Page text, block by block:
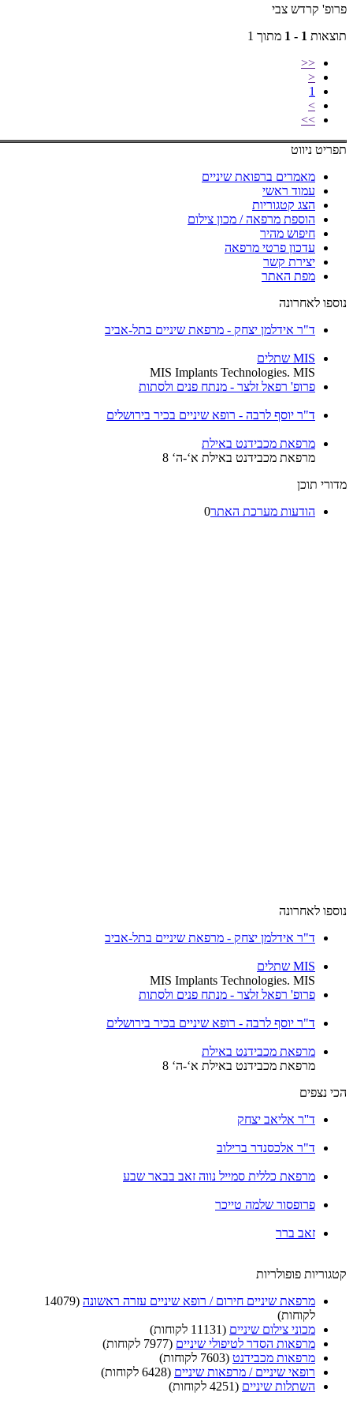
קרדש צבי
1 - 1
מתוך 1
<<
>>
ניווט
מאמרים ברפואת שיניים
עמוד ראשי
הצג קטגוריות
הוספת מרפאה / מכון צילום
חיפוש מהיר
עדכון פרטי מרפאה
יצירת קשר
מפת האתר
לאחרונה
ד"ר אידלמן יצחק - מרפאת שיניים בתל-אביב
MIS שתלים
MIS Implants Technologies. MIS
פרופ' רפאל זלצר - מנתח פנים ולסתות
ד"ר יוסף לרבה - רופא שיניים בכיר בירושלים
מרפאת מכבידנט באילת
מרפאת מכבידנט באילת א‘-ה‘ 8
תוכן
הודעות מערכת האתר0
לאחרונה
ד"ר אידלמן יצחק - מרפאת שיניים בתל-אביב
MIS שתלים
MIS Implants Technologies. MIS
פרופ' רפאל זלצר - מנתח פנים ולסתות
ד"ר יוסף לרבה - רופא שיניים בכיר בירושלים
מרפאת מכבידנט באילת
מרפאת מכבידנט באילת א‘-ה‘ 8
נצפים
ד''ר אליאב יצחק
ד"ר אלכסנדר ברילוב
מרפאת כללית סמייל נווה זאב בבאר שבע
פרופסור שלמה טייכר
זאב ברר
פופולריות
מרפאת שיניים חירום / רופא שיניים עזרה ראשונה (14079
לקוחות)
מכוני צילום שיניים (11131 לקוחות)
מרפאות הסדר לטיפולי שיניים (7977 לקוחות)
מרפאות מכבידנט (7603 לקוחות)
רופאי שיניים / מרפאות שיניים (6428 לקוחות)
השתלות שיניים (4251 לקוחות)